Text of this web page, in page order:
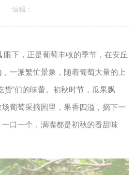
编辑：
眼下，正是葡萄丰收的季节，在安丘
一派繁忙景象，随着葡萄大量的上
货”们的味蕾。初秋时节，瓜果飘
葡萄采摘园里，果香四溢，摘下一
口一个，满嘴都是初秋的香甜味